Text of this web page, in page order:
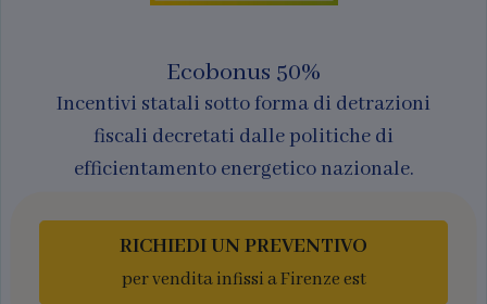
Ecobonus 50%
Incentivi statali sotto forma di detrazioni
fiscali decretati dalle politiche di
efficientamento energetico nazionale.
RICHIEDI UN PREVENTIVO
per vendita infissi a Firenze est